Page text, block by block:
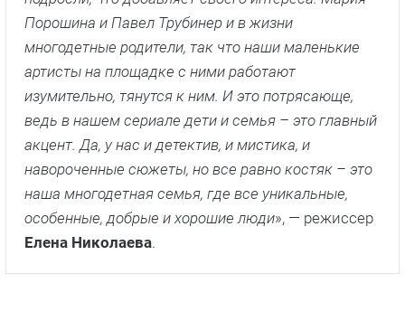
Порошина и Павел Трубинер и в жизни
многодетные родители, так что наши маленькие
артисты на площадке с ними работают
изумительно, тянутся к ним. И это потрясающе,
ведь в нашем сериале дети и семья – это главный
акцент. Да, у нас и детектив, и мистика, и
навороченные сюжеты, но все равно костяк – это
наша многодетная семья, где все уникальные,
особенные, добрые и хорошие люди», — режиссер
Елена Николаева.